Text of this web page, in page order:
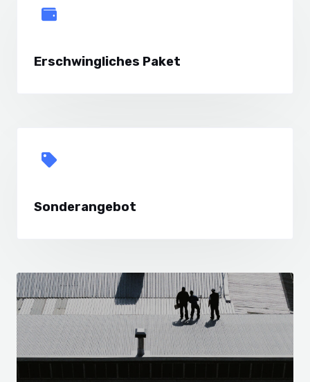
Erschwingliches Paket
Sonderangebot